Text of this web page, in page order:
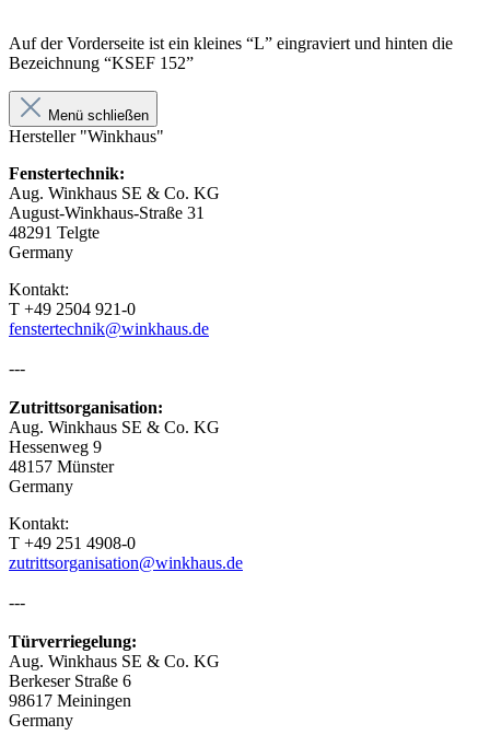
Auf der Vorderseite ist ein kleines “L” eingraviert und hinten die
Bezeichnung “KSEF 152”
Menü schließen
Hersteller "Winkhaus"
Fenstertechnik:
Aug. Winkhaus SE & Co. KG
August-Winkhaus-Straße 31
48291 Telgte
Germany
Kontakt:
T +49 2504 921-0
fenstertechnik@winkhaus.de
---
Zutrittsorganisation:
Aug. Winkhaus SE & Co. KG
Hessenweg 9
48157 Münster
Germany
Kontakt:
T +49 251 4908-0
zutrittsorganisation@winkhaus.de
---
Türverriegelung:
Aug. Winkhaus SE & Co. KG
Berkeser Straße 6
98617 Meiningen
Germany